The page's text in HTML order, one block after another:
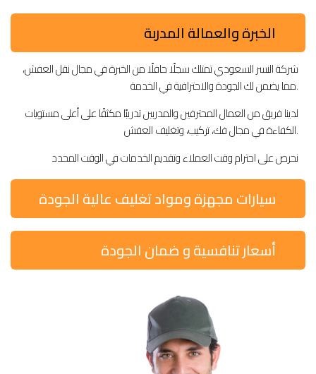
الخبرة والعمالة المدربة
شركة النسر السعودي تمتلك سجلًا حافلًا من الخبرة في مجال نقل العفش،
مما يضمن لك الجودة والاحترافية في الخدمة.
لدينا فريق من العمال المحترفين والمدربين تدريبًا مكثفًا على أعلى مستويات
الكفاءة في مجال فك، تركيب، وتغليف العفش.
نحرص على احترام وقت العملاء وتقديم الخدمات في الوقت المحدد
سيارات مجهزة ومواد تغليف عالية الجودة
أسعار تنافسية و ضمان الجودة